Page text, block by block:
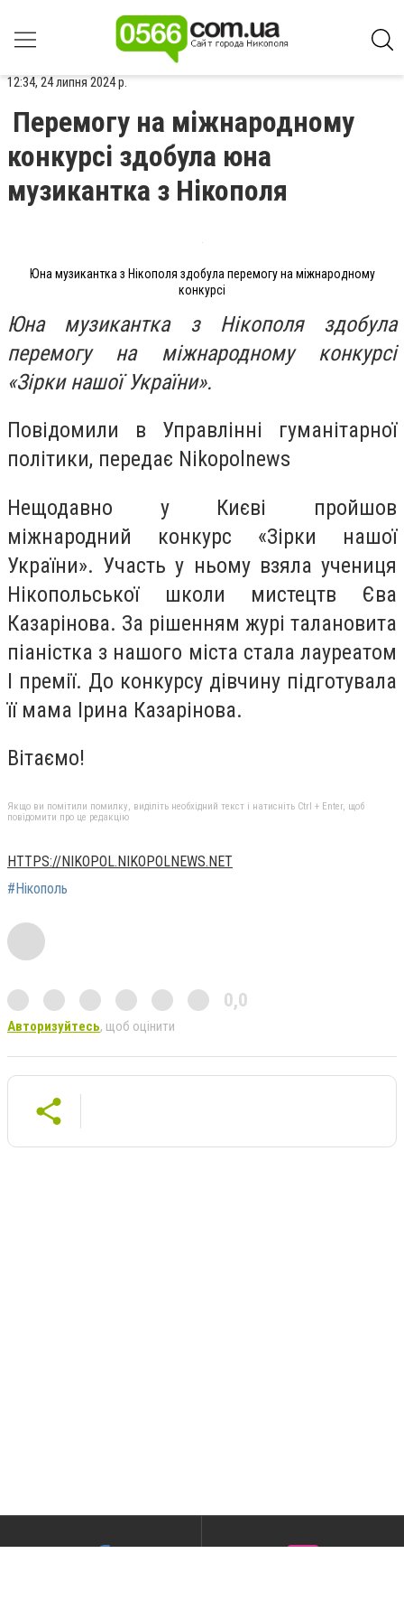
12:34, 24 липня 2024 р.
Перемогу на міжнародному
конкурсі здобула юна
музикантка з Нікополя
Юна музикантка з Нікополя здобула перемогу на міжнародному
конкурсі
Юна музикантка з Нікополя здобула
перемогу на міжнародному конкурсі
«Зірки нашої України».
Повідомили в Управлінні гуманітарної
політики, передає Nikopolnews
Нещодавно у Києві пройшов
міжнародний конкурс «Зірки нашої
України». Участь у ньому взяла учениця
Нікопольської школи мистецтв Єва
Казарінова. За рішенням журі талановита
піаністка з нашого міста стала лауреатом
І премії. До конкурсу дівчину підготувала
її мама Ірина Казарінова.
Вітаємо!
Якщо ви помітили помилку, виділіть необхідний текст і натисніть Ctrl + Enter, щоб
повідомити про це редакцію
HTTPS://NIKOPOL.NIKOPOLNEWS.NET
#Нікополь
0,0
Авторизуйтесь, щоб оцінити